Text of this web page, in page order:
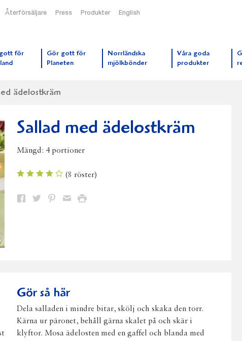
Återförsäljare Press Produkter English
för
Gör gott för
Planeten
Norrländska
mjölkbönder
Våra goda
produkter
ädelostkräm
Sallad med ädelostkräm
Mängd: 4 portioner
(8 röster)
Dela Dela Dela DelaSkriv
Gör så här
Dela salladen i mindre bitar, skölj och skaka den torr.
Kärna ur päronet, behåll gärna skalet på och skär i
klyftor. Mosa ädelosten med en gaffel och blanda med